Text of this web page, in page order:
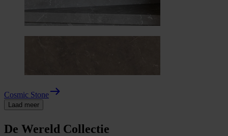
Cosmic Stone
Laad meer
De Wereld Collectie